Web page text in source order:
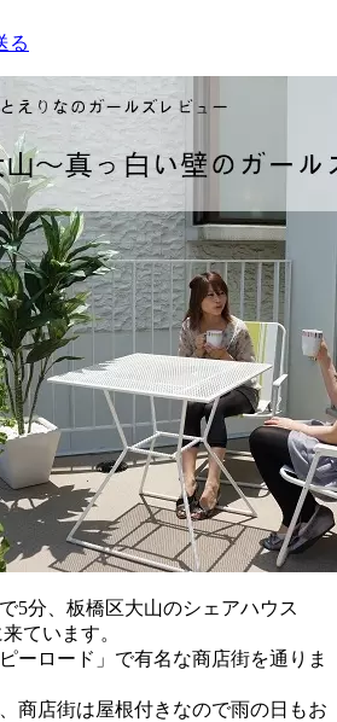
る
5分、板橋区大山のシェアハウス
来ています。
ーロード」で有名な商店街を通りま
商店街は屋根付きなので雨の日もお